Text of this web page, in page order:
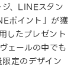
、LINEスタン
ポイント」が獲
したプレゼント
ェールの中でも
定のデザイン